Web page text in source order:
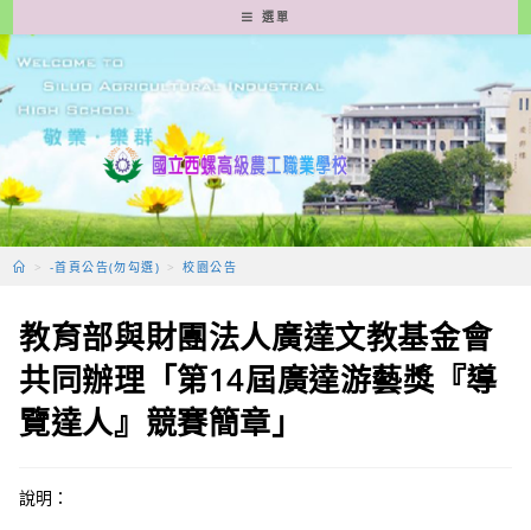
轉
至
要
容
選單
> -首頁公告(勿勾選) > 校園公告
教育部與財團法人廣達文教基金會
共同辦理「第14屆廣達游藝獎『導
覽達人』競賽簡章」
說明：